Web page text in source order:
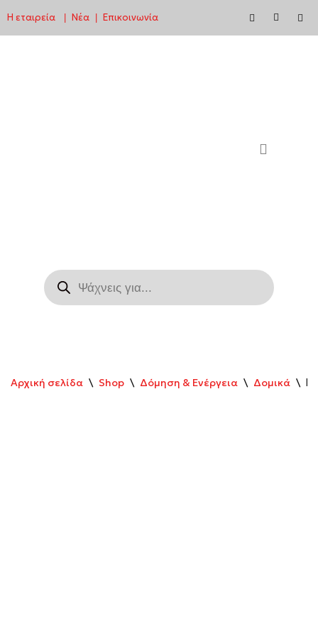
Μεταπηδήστε
Η εταιρεία Νέα Επικοινωνία
Αρχική σελίδα \ Shop \ Δόμηση & Ενέργεια \ Δομικά \